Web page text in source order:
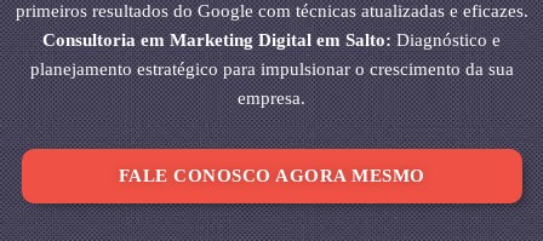
primeiros resultados do Google com técnicas atualizadas e eficazes.
Consultoria em Marketing Digital em Salto:Diagnóstico e
planejamento estratégico para impulsionar o crescimento da sua
empresa.
FALE CONOSCO AGORA MESMO